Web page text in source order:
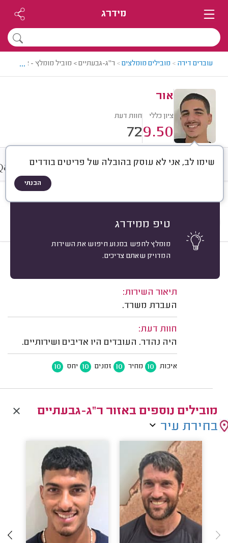
מידרג
עוברים דירה > מובילים מומלצים> ר"ג-גבעתיים > מוביל מומלץ - אור
...
אור
ציון כללי
9.50
חוות דעת
72
שימו לב, אני לא עוסק בהובלה של פריטים בודדים
הבנתי
טיפ ממידרג
מומלץ לחפש במנוע חיפוש את השירות
המדויק שאתם צריכים.
חוות דעת ממוצע אודות &
סוג שירות
טליה שגב, תל אביב.
תיאור השירות:
העברת משרד.
חוות דעת:
היה נהדר. העובדים היו אדיבים ושירותיים.
איכות 10 מחיר 10 זמנים 10 יחס 10
מובילים נוספים באזור ר"ג-גבעתיים
בחירת עיר